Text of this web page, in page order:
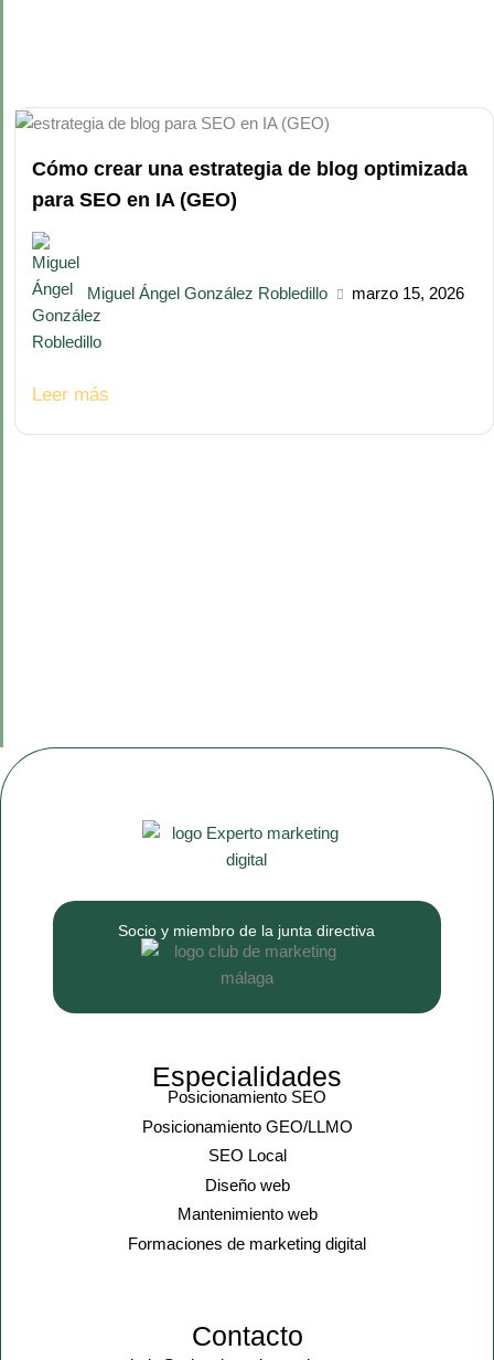
Cómo crear una estrategia de blog optimizada
para SEO en IA (GEO)
Miguel Ángel González Robledillo marzo 15, 2026
Leer más
Socio y miembro de la junta directiva
Especialidades
Posicionamiento SEO
Posicionamiento GEO/LLMO
SEO Local
Diseño web
Mantenimiento web
Formaciones de marketing digital
Contacto